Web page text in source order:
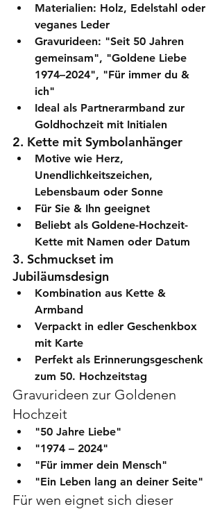
Materialien: Holz, Edelstahl oder
veganes Leder
Gravurideen: "Seit 50 Jahren
gemeinsam", "Goldene Liebe
1974–2024", "Für immer du &
ich"
Ideal als Partnerarmband zur
Goldhochzeit mit Initialen
2. Kette mit Symbolanhänger
Motive wie Herz,
Unendlichkeitszeichen,
Lebensbaum oder Sonne
Für Sie & Ihn geeignet
Beliebt als Goldene-Hochzeit-
Kette mit Namen oder Datum
3. Schmuckset im
Jubiläumsdesign
Kombination aus Kette &
Armband
Verpackt in edler Geschenkbox
mit Karte
Perfekt als Erinnerungsgeschenk
zum 50. Hochzeitstag
Gravurideen zur Goldenen
Hochzeit
"50 Jahre Liebe"
"1974 – 2024"
"Für immer dein Mensch"
"Ein Leben lang an deiner Seite"
Für wen eignet sich dieser